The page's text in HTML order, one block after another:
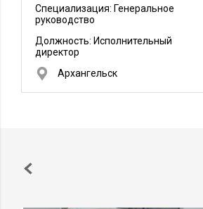
Специализация: Генеральное
руководство
Должность: Исполнительный
директор
Архангельск